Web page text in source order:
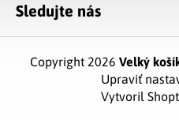
Sledujte nás
Vytvoril
Copyright 2026 Velký
Upraviť